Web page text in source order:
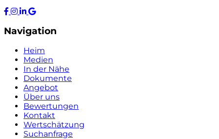
Navigation
Heim
Medien
In der Nähe
Dokumente
Angebot
Über uns
Bewertungen
Kontakt
Wertschätzung
Suchanfrage